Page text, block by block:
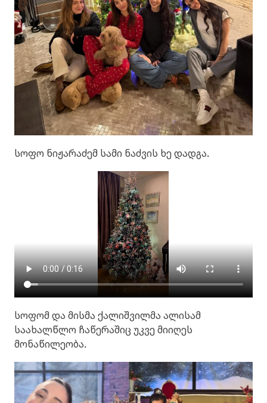
სოფო ნიჟარაძემ სამი ნაძვის ხე დადგა.
სოფომ და მისმა ქალიშვილმა ალისამ
საახალწლო ჩაწერაშიც უკვე მიიღეს
მონაწილეობა.